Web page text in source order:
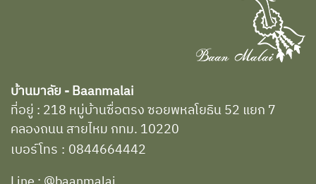
บ้านมาลัย - Baanmalai
ที่อยู่ : 218 หมู่บ้านซื่อตรง ซอยพหลโยธิน 52 แยก 7
คลองถนน สายไหม กทม. 10220
เบอร์โทร : 0844664442